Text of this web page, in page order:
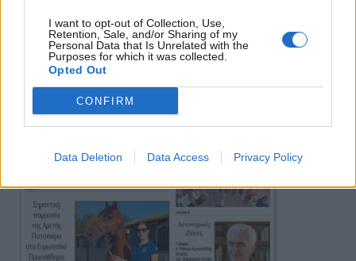
I want to opt-out of Collection, Use,
Retention, Sale, and/or Sharing of my
Personal Data that Is Unrelated with the
Purposes for which it was collected.
Opted Out
CONFIRM
Data Deletion Data Access Privacy Policy